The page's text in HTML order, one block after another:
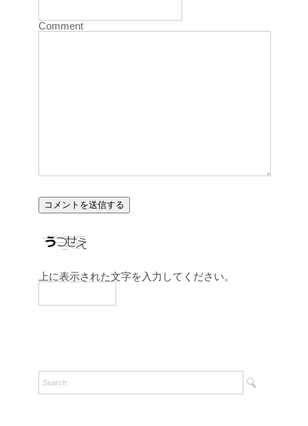
Comment
上に表示された文字を入力してください。